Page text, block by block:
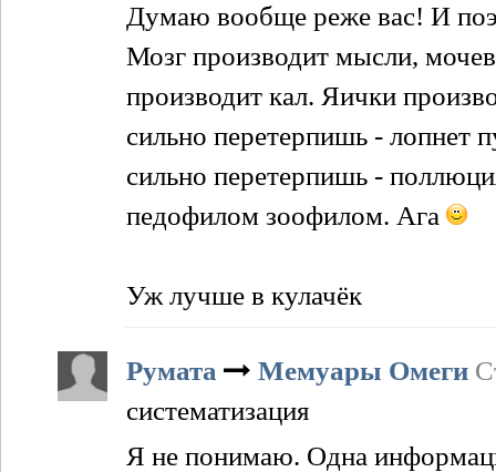
Думаю вообще реже вас! И
Мозг производит мысли,
производит кал. Яички
сильно перетерпишь - лопнет
сильно перетерпишь -
педофилом зоофилом. Ага
Уж лучше в кулачёк
Румата Мемуары Омеги
систематизация
Я не понимаю. Одна